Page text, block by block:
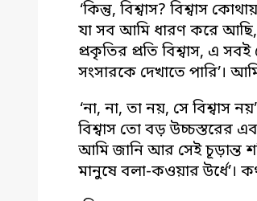
‘কিন্তু, বিশ্বাস? বিশ্বাস
যা সব আমি ধারণ করে আছি,
প্রকৃতির প্রতি বিশ্বাস, এ
সংসারকে দেখাতে পারি’।
‘না, না, তা নয়, সে বিশ্বাস
বিশ্বাস তো বড় উচ্চস্তরের
আমি জানি আর সেই চূড়ান্ত
মানুষে বলা-কওয়ার উর্ধে’।